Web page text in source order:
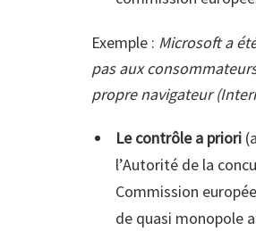
Exemple : Microsoft a
pas aux
propre navigateur
Le contrôle a priori
l’Autorité de la
Commission
de quasi monopole